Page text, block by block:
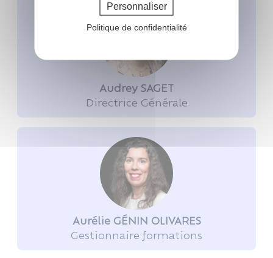
Audrey SAGET
Directrice Générale
Aurélie GÉNIN OLIVARES
Gestionnaire formations
Personnaliser
Politique de confidentialité